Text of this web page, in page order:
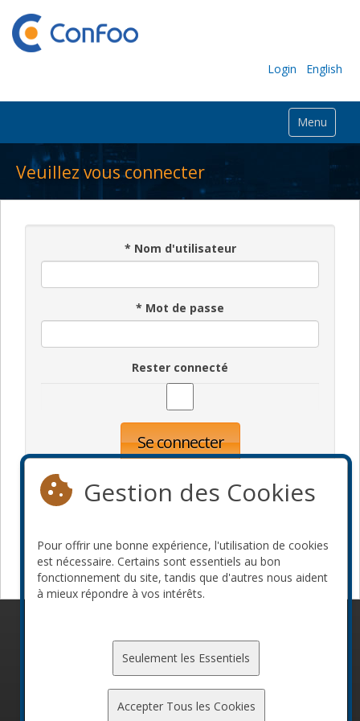
Login English
Menu
Veuillez vous connecter
* Nom d'utilisateur
* Mot de passe
Rester connecté
Se connecter
Devenir commanditaire
Gestion des Cookies
Pour offrir une bonne expérience, l'utilisation de cookies
est nécessaire. Certains sont essentiels au bon
fonctionnement du site, tandis que d'autres nous aident
à mieux répondre à vos intérêts.
Seulement les Essentiels
Accepter Tous les Cookies